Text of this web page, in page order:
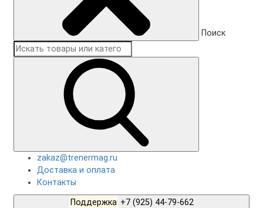
Поиск
zakaz@trenermag.ru
Доставка и оплата
Контакты
Поддержка